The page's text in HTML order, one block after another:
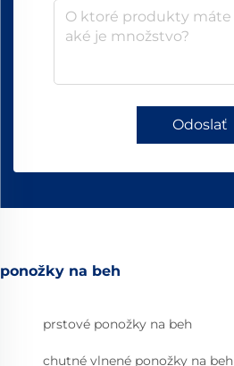
Odoslať
ponožky na beh
prstové ponožky na beh
chutné vlnené ponožky na beh